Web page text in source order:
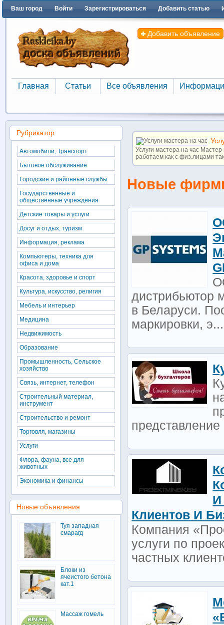
Ваш город Войти Зарегистрироваться Добавить статью
Добавить объявление
Главная
Главная
Статьи
Статьи
Все объявления
Все объявления
Услуги мастера на час
работаем как с физ.лицами
Новые
дистрибьютор
в Беларуси.
маркировки, э...
И
Клиентов И
Компания
услуги по
частных
Рубрикатор
Автомобили, Транспорт
Бытовое обслуживание
Городские и районные службы
Государственные и
общественные учреждения
Детские товары и услуги
Досуг и отдых, туризм
Информация, реклама
Компьютеры, техника для
офиса и дома
Красота, здоровье и спорт
Культура, искусство, религия
Мебель и интерьер
Медицина
Недвижимость
Образование
Промышленность, Сельское
хозяйство
Связь, интернет, телефон
Строительный материал,
инструмент
Строительство и ремонт
Торговля, магазины
Услуги
Флора, фауна, все для
животных
Экономика и финансы
Новые объявления
Туя западная
смарагд
Блоки из
ячеистого бетона
кат.1
Массаж гомель